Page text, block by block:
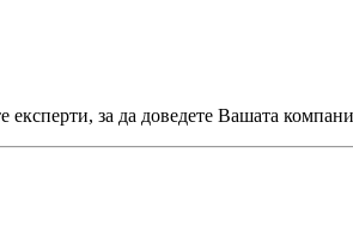
за да доведете Вашата